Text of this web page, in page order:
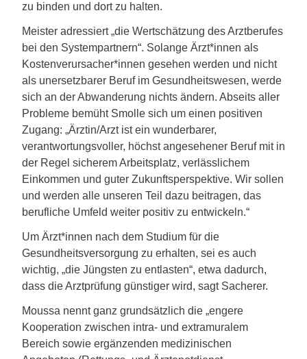
zu binden und dort zu halten.
Meister adressiert „die Wertschätzung des Arztberufes
bei den Systempartnern“. Solange Ärzt*innen als
Kostenverursacher*innen gesehen werden und nicht
als unersetzbarer Beruf im Gesundheitswesen, werde
sich an der Abwanderung nichts ändern. Abseits aller
Probleme bemüht Smolle sich um einen positiven
Zugang: „Ärztin/Arzt ist ein wunderbarer,
verantwortungsvoller, höchst angesehener Beruf mit in
der Regel sicherem Arbeitsplatz, verlässlichem
Einkommen und guter Zukunftsperspektive. Wir sollen
und werden alle unseren Teil dazu beitragen, das
berufliche Umfeld weiter positiv zu entwickeln.“
Um Ärzt*innen nach dem Studium für die
Gesundheitsversorgung zu erhalten, sei es auch
wichtig, „die Jüngsten zu entlasten“, etwa dadurch,
dass die Arztprüfung günstiger wird, sagt Sacherer.
Moussa nennt ganz grundsätzlich die „engere
Kooperation zwischen intra- und extramuralem
Bereich sowie ergänzenden medizinischen